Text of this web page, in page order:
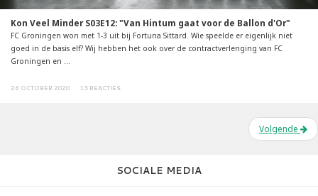
Kon Veel Minder S03E12: "Van Hintum gaat voor de Ballon d'Or"
FC Groningen won met 1-3 uit bij Fortuna Sittard. Wie speelde er eigenlijk niet
goed in de basis elf? Wij hebben het ook over de contractverlenging van FC
Groningen en ...
26 OCTOBER 2020 13 REACTIES
Volgende
SOCIALE MEDIA